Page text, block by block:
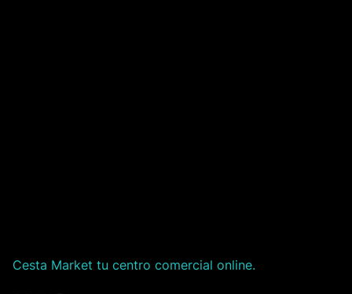
Cesta Market tu centro comercial online.